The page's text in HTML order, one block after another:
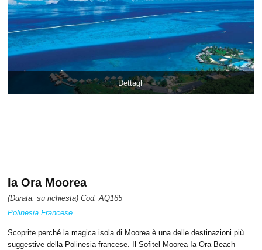
Dettagli
Ia Ora Moorea
(Durata: su richiesta) Cod. AQ165
Polinesia Francese
Scoprite perché la magica isola di Moorea è una delle destinazioni più
suggestive della Polinesia francese. Il Sofitel Moorea Ia Ora Beach